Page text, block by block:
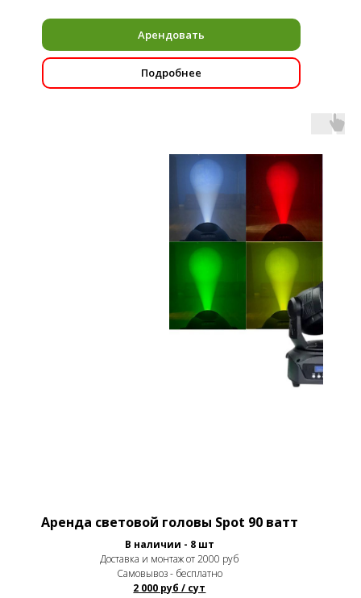
Арендовать
Подробнее
Аренда световой головы Spot 90 ватт
В наличии - 8 шт
Доставка и монтаж от 2000 руб
Самовывоз - бесплатно
2 000 руб / сут